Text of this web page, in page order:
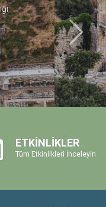
Sonraki
ETKİNLİKLER
Tüm Etkinlikleri İnceleyin